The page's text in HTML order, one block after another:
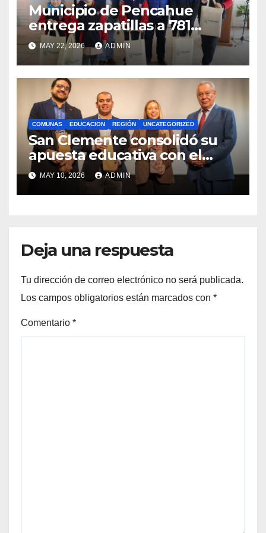
Municipio de Pencahue
entrega zapatillas a 781
estudiantes con recursos del
Royalty Minero
MAY 22, 2026 ADMIN
COMUNAS EDUCACION REGIÓN UNCATEGORIZED
San Clemente consolidó su
apuesta educativa con el
lanzamiento del
Preuniversitario Brotes 2026
MAY 10, 2026 ADMIN
Deja una respuesta
Tu dirección de correo electrónico no será publicada.
Los campos obligatorios están marcados con *
Comentario *